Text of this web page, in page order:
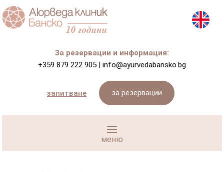
За резервации и информация:
+359 879 222 905 | info@ayurvedabansko.bg
запитване за резервации